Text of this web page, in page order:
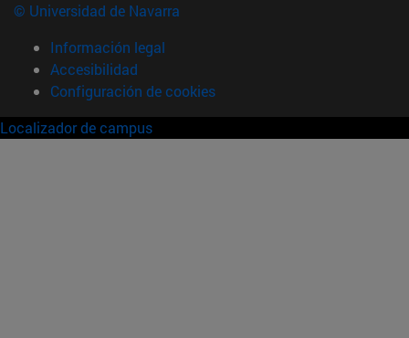
© Universidad de Navarra
Información legal
Accesibilidad
Configuración de cookies
Localizador de campus